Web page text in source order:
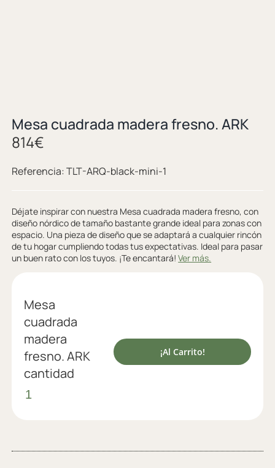
Mesa cuadrada madera fresno. ARK
814€
Referencia:TLT-ARQ-black-mini-1
Déjate inspirar con nuestra Mesa cuadrada madera fresno, con
diseño nórdico de tamaño bastante grande ideal para zonas con
espacio. Una pieza de diseño que se adaptará a cualquier rincón
de tu hogar cumpliendo todas tus expectativas. Ideal para pasar
un buen rato con los tuyos. ¡Te encantará!Ver más.
Mesa
cuadrada
madera
fresno. ARK
cantidad
¡Al Carrito!